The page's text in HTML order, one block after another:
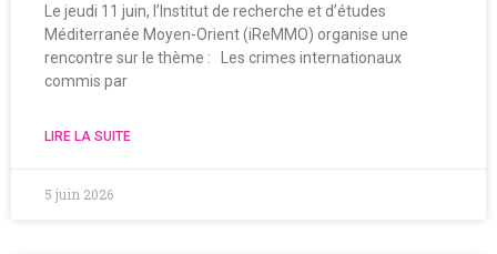
Le jeudi 11 juin, l’Institut de recherche et d’études
Méditerranée Moyen-Orient (iReMMO) organise une
rencontre sur le thème : Les crimes internationaux
commis par
LIRE LA SUITE
5 juin 2026